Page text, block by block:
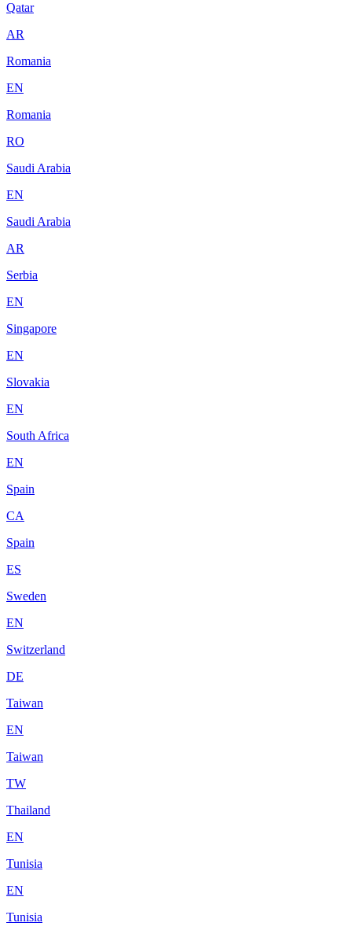
Qatar
AR
Romania
EN
Romania
RO
Saudi Arabia
EN
Saudi Arabia
AR
Serbia
EN
Singapore
EN
Slovakia
EN
South Africa
EN
Spain
CA
Spain
ES
Sweden
EN
Switzerland
DE
Taiwan
EN
Taiwan
TW
Thailand
EN
Tunisia
EN
Tunisia